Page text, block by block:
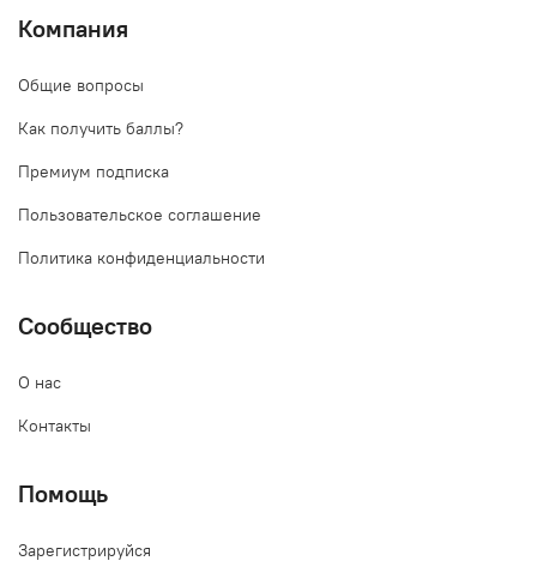
Компания
Общие вопросы
Как получить баллы?
Премиум подписка
Пользовательское соглашение
Политика конфиденциальности
Сообщество
О нас
Контакты
Помощь
Зарегистрируйся